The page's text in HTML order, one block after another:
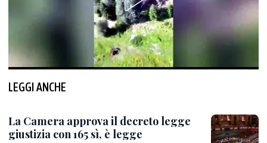
LEGGI ANCHE
La Camera approva il decreto legge
giustizia con 165 sì, è legge